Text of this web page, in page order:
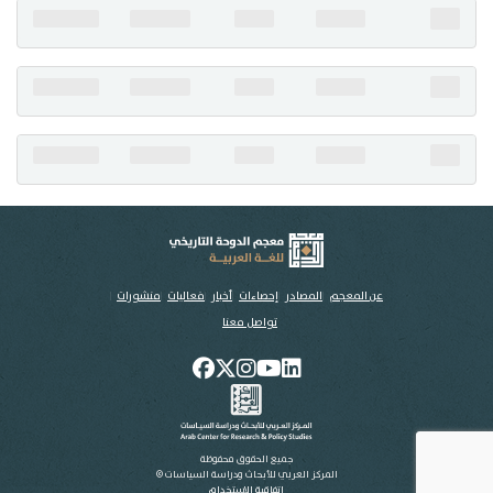
عن المعجم المصادر إحصاءات أخبار فعاليات منشورات
تواصل معنا
جميع الحقوق محفوظة
المركز العربي للأبحاث ودراسة السياسات ©